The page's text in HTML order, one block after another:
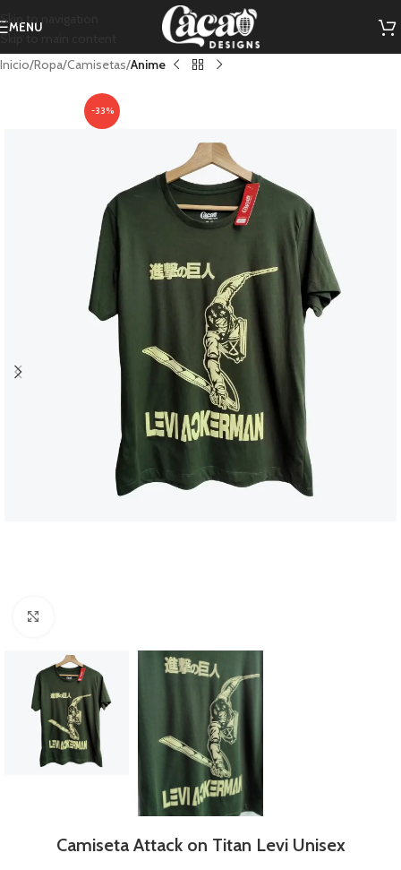
Skip to navigation
Skip to main content
MENU
Inicio Ropa Camisetas Anime
-33%
Camiseta Attack on Titan Levi Unisex